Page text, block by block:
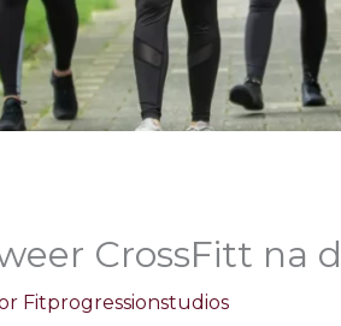
CrossFitt na
Fitprogressionstudios